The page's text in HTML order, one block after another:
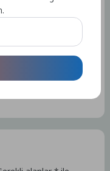
veya iletişim bilgisi